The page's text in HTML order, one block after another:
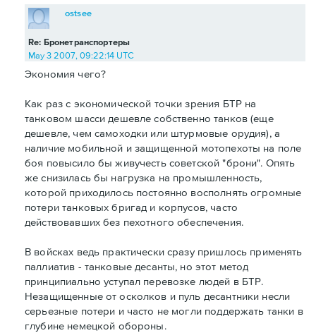
Re: Бронетранспортеры
ostsee
May 3 2007, 09:22:14 UTC
Экономия чего?
Как раз с экономической точки зрения БТР на
танковом шасси дешевле собственно танков (еще
дешевле, чем самоходки или штурмовые орудия), а
наличие мобильной и защищенной мотопехоты на поле
боя повысило бы живучесть советской "брони". Опять
же снизилась бы нагрузка на промышленность,
которой приходилось постоянно восполнять огромные
потери танковых бригад и корпусов, часто
действовавших без пехотного обеспечения.
В войсках ведь практически сразу пришлось применять
паллиатив - танковые десанты, но этот метод
принципиально уступал перевозке людей в БТР.
Незащищенные от осколков и пуль десантники несли
серьезные потери и часто не могли поддержать танки в
глубине немецкой обороны.